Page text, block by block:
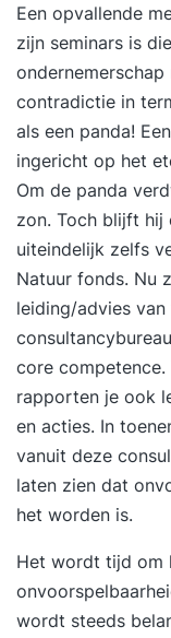
Een opvallende
zijn seminars is
contradictie in
als een panda!
ingericht op het
Om de panda
zon. Toch blijft hij
uiteindelijk zelfs
Natuur fonds. Nu
leiding/advies van
core
rapporten je ook
en acties. In
vanuit deze
laten zien dat
het worden is.
Het wordt tijd om
wordt steeds